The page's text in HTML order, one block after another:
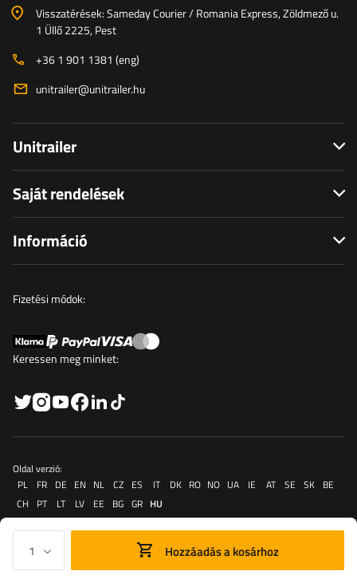
Hozzáadás a kosárhoz
Visszatérések: Sameday Courier / Romania Express, Zöldmező u.
1 Üllő 2225, Pest
+36 1 901 1381 (eng)
unitrailer@unitrailer.hu
Unitrailer
Saját rendelések
Információ
Fizetési módok:
Keressen meg minket:
Oldal verzió:
PL
FR DE EN NL CZ ES IT DK RO NO UA IE AT SE SK BE
CH
PT LT LV EE BG GR HU